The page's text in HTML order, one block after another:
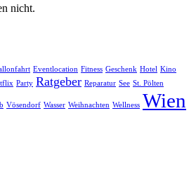
nicht.
Eventlocation Fitness Geschenk Hotel Kino
Party Ratgeber Reparatur See St. Pölten
Vösendorf Wasser Weihnachten Wellness Wien